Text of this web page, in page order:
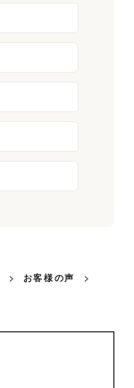
> お客様の声
>